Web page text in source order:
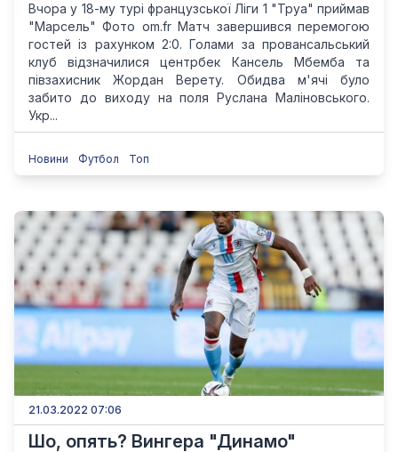
Вчора у 18-му турі французської Ліги 1 "Труа" приймав
"Марсель" Фото om.fr Матч завершився перемогою
гостей із рахунком 2:0. Голами за провансальський
клуб відзначилися центрбек Кансель Мбемба та
півзахисник Жордан Верету. Обидва м'ячі було
забито до виходу на поля Руслана Маліновського.
Укр...
Новини Футбол Топ
21.03.2022 07:06
Шо, опять? Вингера "Динамо"